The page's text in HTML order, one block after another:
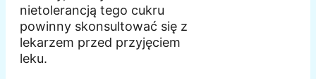
nietolerancją tego cukru
powinny skonsultować się z
lekarzem przed przyjęciem
leku.